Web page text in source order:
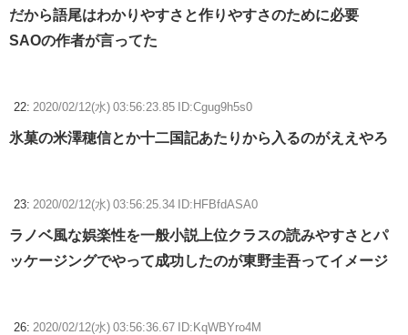
だから語尾はわかりやすさと作りやすさのために必要
SAOの作者が言ってた
22: 2020/02/12(水) 03:56:23.85 ID:Cgug9h5s0
氷菓の米澤穂信とか十二国記あたりから入るのがええやろ
23: 2020/02/12(水) 03:56:25.34 ID:HFBfdASA0
ラノベ風な娯楽性を一般小説上位クラスの読みやすさとパ
ッケージングでやって成功したのが東野圭吾ってイメージ
26: 2020/02/12(水) 03:56:36.67 ID:KqWBYro4M